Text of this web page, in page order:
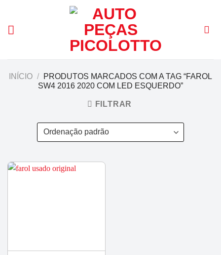
INÍCIO /
PRODUTOS MARCADOS COM A TAG “FAROL
SW4 2016 2020 COM LED ESQUERDO”
FILTRAR